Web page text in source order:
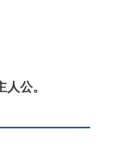
公。